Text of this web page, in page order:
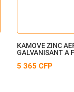
KAMOVE ZINC
GALVANISANT A
5 365CFP